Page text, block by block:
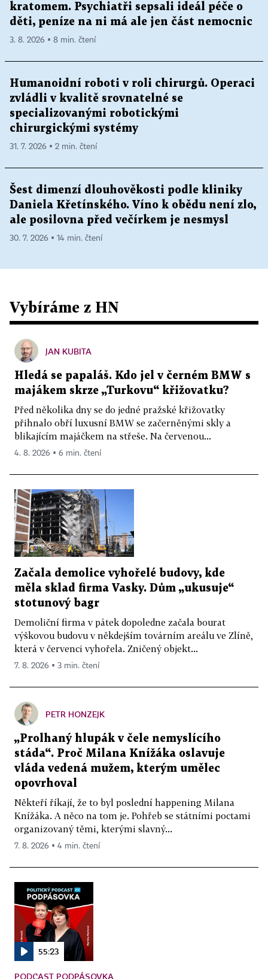
kratomem. Psychiatři sepsali ideál péče o
děti, peníze na ni má ale jen část nemocnic
3. 8. 2026 ▪ 8 min. čtení
Humanoidní roboti v roli chirurgů. Operaci
zvládli v kvalitě srovnatelné se
specializovanými robotickými
chirurgickými systémy
31. 7. 2026 ▪ 2 min. čtení
Šest dimenzí dlouhověkosti podle kliniky
Daniela Křetínského. Víno k obědu není zlo,
ale posilovna před večírkem je nesmysl
30. 7. 2026 ▪ 14 min. čtení
Vybíráme z HN
JAN KUBITA
Hledá se papaláš. Kdo jel v černém BMW s
majákem skrze „Turkovu“ křižovatku?
Před několika dny se do jedné pražské křižovatky
přihnalo obří luxusní BMW se začerněnými skly a
blikajícím majáčkem na střeše. Na červenou...
4. 8. 2026 ▪ 6 min. čtení
Začala demolice vyhořelé budovy, kde
měla sklad firma Vasky. Dům „ukusuje“
stotunový bagr
Demoliční firma v pátek dopoledne začala bourat
výškovou budovu v někdejším továrním areálu ve Zlíně,
která v červenci vyhořela. Zničený objekt...
7. 8. 2026 ▪ 3 min. čtení
PETR HONZEJK
„Prolhaný hlupák v čele nemyslícího
stáda“. Proč Milana Knížáka oslavuje
vláda vedená mužem, kterým umělec
opovrhoval
Někteří říkají, že to byl poslední happening Milana
Knížáka. A něco na tom je. Pohřeb se státními poctami
organizovaný těmi, kterými slavný...
7. 8. 2026 ▪ 4 min. čtení
55:23
PODCAST PODPÁSOVKA